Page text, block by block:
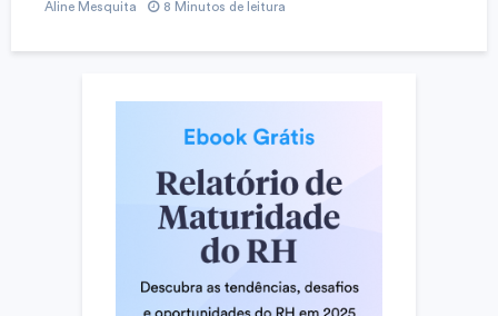
Aline Mesquita 8 Minutos de leitura